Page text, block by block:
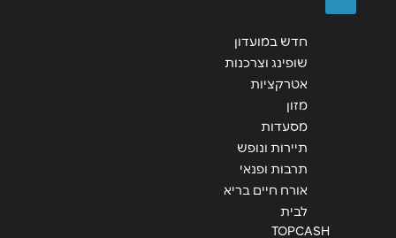
חדש במועדון
שופינג וצרכנות
אטרקציות
מזון
מסעדות
תיירות ונופש
תרבות ופנאי
אורח חיים בריא
לבית
TOPCASH